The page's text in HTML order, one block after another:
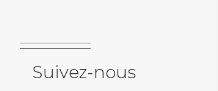
Suivez-nous